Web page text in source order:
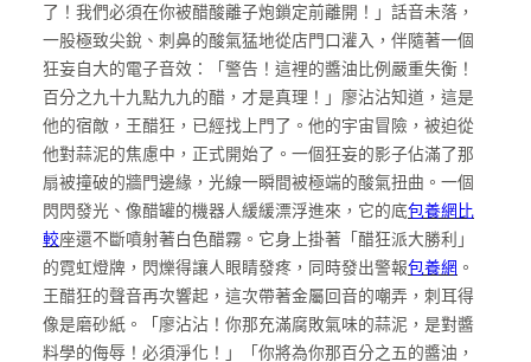
了！我們必須在你被醋酸離子炮鎖定前離開！」話音未落，
一股極致尖銳、刺鼻的酸氣猛地從店門口灌入，伴隨著一個
狂妄自大的電子音效：「警告！這裡的醬油比例嚴重失衡！
百分之九十九點九九的醋，才是真理！」廖沾沾知道，這是
他的宿敵，王醋狂，已經找上門了。他的宇宙冒險，被迫從
他對蒜泥的焦慮中，正式開始了。一個狂妄的影子佔滿了那
扇被撞破的牆門邊緣，光線一瞬間被極端的酸氣扭曲。一個
閃閃發光、像醋罐的機器人緩緩漂浮進來，它的底包養網比
較座還不斷噴射著白色醋霧。它身上掛著「醋狂派大勝利」
的霓虹燈牌，閃爍得讓人眼睛發疼，同時發出警報包養網 。
王醋狂的聲音再次響起，這次帶著金屬回音的嘲弄，刺耳得
像是磨砂紙。「廖沾沾！你那充滿腐敗氣味的蒜泥，是對醬
料學的侮辱！必須淨化！」「你將為你那百分之五的醬油，